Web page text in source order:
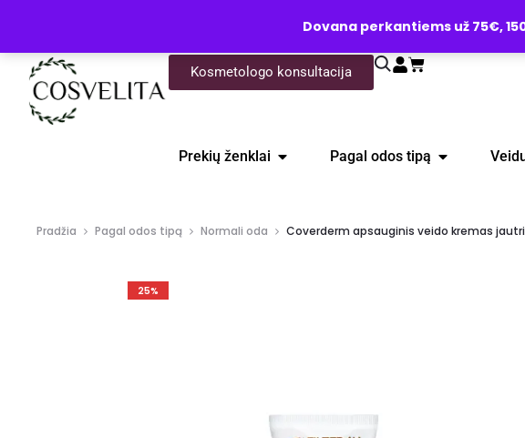
Dovana perkantiems už 75€,
Kosmetologo konsultacija
Prekių ženklai Pagal odos tipą
Pradžia Pagal odos tipą Normali oda Coverderm apsauginis veido kremas
25%